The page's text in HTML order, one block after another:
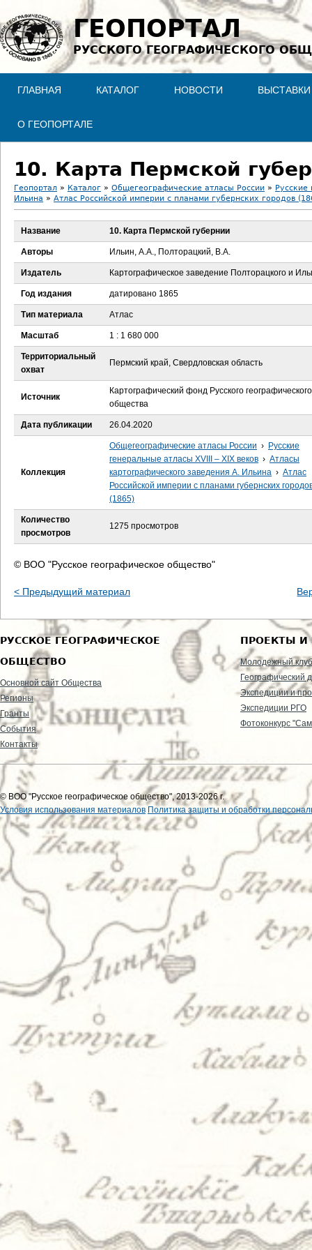
Jump to navigation
ГЕОПОРТАЛ
РУССКОГО ГЕОГРАФИЧЕСКОГО
ГЛАВНАЯ КАТАЛОГ НОВОСТИ ВЫСТАВКИ
О ГЕОПОРТАЛЕ
10. Карта Пермской
В
ы
з
д
с
ь
Геопортал » Каталог » Общегеографические атласы России » Русские
Ильина » Атлас Российской империи с планами губернских городов
Название 10. Карта Пермской губернии
Авторы Ильин, А.А., Полторацкий, В.А.
Издатель Картографическое заведение Полторацкого и
Год издания датировано 1865
Тип материала Атлас
Масштаб 1 : 1 680 000
Территориальный
охват
Пермский край, Свердловская область
Источник
Картографический фонд Русского географического
общества
Дата публикации 26.04.2020
Коллекция
Общегеографические атласы России › Русские
генеральные атласы XVIII – XIX веков › Атласы
картографического заведения А. Ильина › Атлас
Российской империи с планами губернских
(1865)
Количество
просмотров
1275 просмотров
© ВОО "Русское географическое общество"
< Предыдущий материал
РУССКОЕ ГЕОГРАФИЧЕСКОЕ
ОБЩЕСТВО
Основной сайт Общества
Регионы
Гранты
События
Контакты
ПРОЕКТЫ И
Молодежный клуб
Географический
Экспедиции и
Экспедиции РГО
Фотоконкурс
© ВОО "Русское географическое общество", 2013-2026 г.
Условия использования материалов Политика защиты и обработки